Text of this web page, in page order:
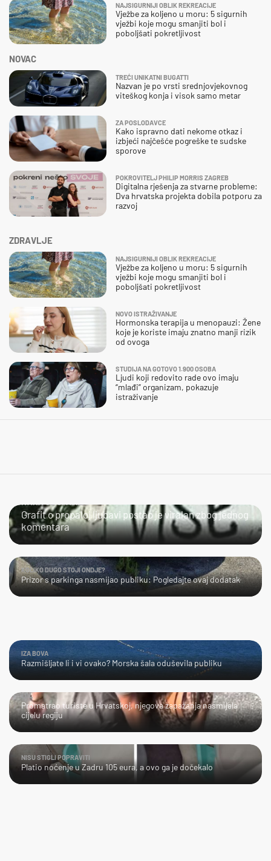
ZDRAVLJE
NAJSIGURNIJI OBLIK REKREACIJE
Vježbe za koljeno u moru: 5 sigurnih
vježbi koje mogu smanjiti bol i
poboljšati pokretljivost
NOVO ISTRAŽIVANJE
Hormonska terapija u menopauzi: Žene
koje je koriste imaju znatno manji rizik
od ovoga
STUDIJA NA GOTOVO 1.900 OSOBA
Ljudi koji redovito rade ovo imaju
“mlađi” organizam, pokazuje
istraživanje
NOVAC
TREĆI UNIKATNI BUGATTI
Nazvan je po vrsti srednjovjekovnog
viteškog konja i visok samo metar
ZA POSLODAVCE
Kako ispravno dati nekome otkaz i
izbjeći najčešće pogreške te sudske
sporove
POKROVITELJ PHILIP MORRIS ZAGREB
Digitalna rješenja za stvarne probleme:
Dva hrvatska projekta dobila potporu za
razvoj
NAJSIGURNIJI OBLIK REKREACIJE
Vježbe za koljeno u moru: 5 sigurnih
vježbi koje mogu smanjiti bol i
poboljšati pokretljivost
Grafit o propaloj ljubavi postao je viralan zbog jednog
komentara
KOLIKO DUGO STOJI ONDJE?
Prizor s parkinga nasmijao publiku: Pogledajte ovaj dodatak
IZA BOVA
Razmišljate li i vi ovako? Morska šala oduševila publiku
LOL
Promatrao turiste u Hrvatskoj, njegova zapažanja nasmijala
cijelu regiju
NISU STIGLI POPRAVITI
Platio noćenje u Zadru 105 eura, a ovo ga je dočekalo